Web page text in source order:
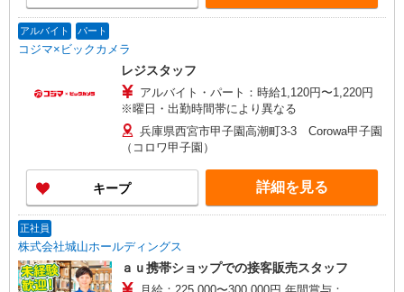
アルバイト パート
コジマ×ビックカメラ
レジスタッフ
アルバイト・パート：時給1,120円〜1,220円
※曜日・出勤時間帯により異なる
兵庫県西宮市甲子園高潮町3-3 Corowa甲子園
（コロワ甲子園）
キープ 詳細を見る
正社員
株式会社城山ホールディングス
ａｕ携帯ショップでの接客販売スタッフ